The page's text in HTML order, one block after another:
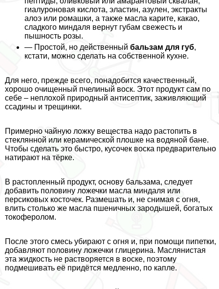
гиалуроновая кислота, эластин, азулен, экстpaкты
алоэ или ромашки, а также масла карите, какао,
сладкого миндаля вернут губам свежесть и
пышность розы.
— Простой, но действенный бальзам для губ,
кстати, можно сделать на собственной кухне.
Для него, прежде всего, понадобится качественный,
хорошо очищенный пчелиный воск. Этот продукт сам по
себе – неплохой природный антисептик, заживляющий
ссадины и трещинки.
Примерно чайную ложку вещества надо растопить в
стеклянной или керамической плошке на водяной бане.
Чтобы сделать это быстро, кусочек воска предварительно
натирают на тёрке.
В растопленный продукт, основу бальзама, следует
добавить половину ложечки масла миндаля или
персиковых косточек. Размешать и, не снимая с огня,
влить столько же масла пшеничных зародышей, богатых
токоферолом.
После этого смесь убирают с огня и, при помощи пипетки,
добавляют половину ложечки глицерина. Маслянистая
эта жидкость не растворяется в воске, поэтому
подмешивать её придётся медленно, по капле.